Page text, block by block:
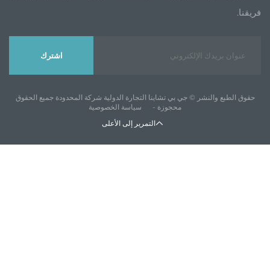
جي بي تشاينا التجارة الدولية شركة المحدودة جميع الحقوق
سياسة الخصوصية